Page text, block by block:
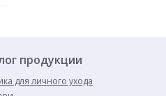
продукции
для личного ухода